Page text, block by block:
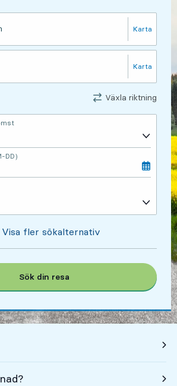
Karta
, Öppnas
Karta
,
Växla riktning
DD)
Visa fler sökalternativ
Sök din resa